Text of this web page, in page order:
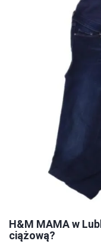
H&M MAMA w
ciążową?